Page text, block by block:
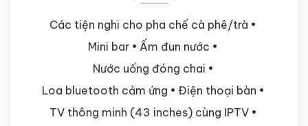
Các tiện nghi cho pha chế cà phê/trà
Mini bar
Ấm đun nước
Nước uống đóng chai
Loa bluetooth cảm ứng
Điện thoại bàn
TV thông minh (43 inches) cùng IPTV